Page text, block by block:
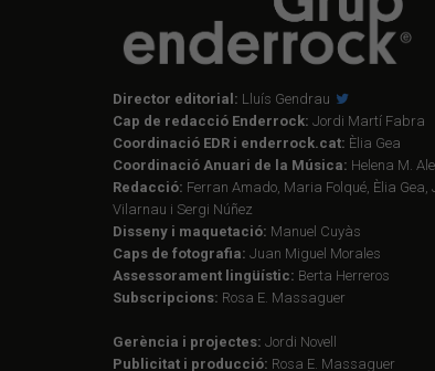
Director editorial: Lluís Gendrau
Cap de redacció Enderrock: Jordi Martí Fabra
Coordinació EDR i enderrock.cat: Èlia Gea
Coordinació Anuari de la Música: Helena M.
Redacció: Ferran Amado, Maria Folqué, Èlia
Vilarnau i Sergi Núñez
Disseny i maquetació: Manuel Cuyàs
Caps de fotografia: Juan Miguel Morales
Assessorament lingüístic: Berta Herreros
Subscripcions: Rosa E. Massaguer
Gerència i projectes: Jordi Novell
Publicitat i producció: Rosa E. Massaguer